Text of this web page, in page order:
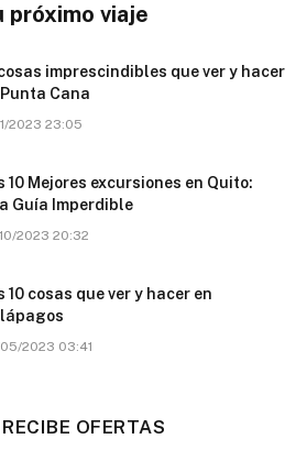
viaje
imprescindibles que ver y hacer
Cana
2023 23:05
10 Mejores excursiones en Quito:
Guía Imperdible
2023 20:32
10 cosas que ver y hacer en
2023 03:41
OFERTAS